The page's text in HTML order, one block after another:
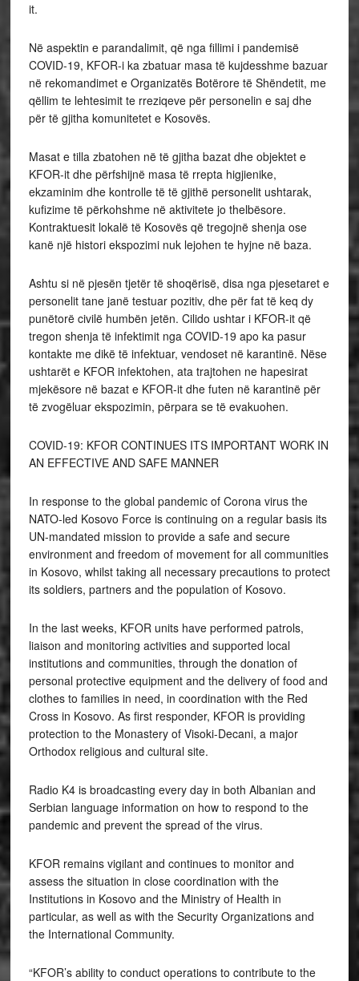
it.
Në aspektin e parandalimit, që nga fillimi i pandemisë
COVID-19, KFOR-i ka zbatuar masa të kujdesshme bazuar
në rekomandimet e Organizatës Botërore të Shëndetit, me
qëllim te lehtesimit te rreziqeve për personelin e saj dhe
për të gjitha komunitetet e Kosovës.
Masat e tilla zbatohen në të gjitha bazat dhe objektet e
KFOR-it dhe përfshijnë masa të rrepta higjienike,
ekzaminim dhe kontrolle të të gjithë personelit ushtarak,
kufizime të përkohshme në aktivitete jo thelbësore.
Kontraktuesit lokalë të Kosovës që tregojnë shenja ose
kanë një histori ekspozimi nuk lejohen te hyjne në baza.
Ashtu si në pjesën tjetër të shoqërisë, disa nga pjesetaret e
personelit tane janë testuar pozitiv, dhe për fat të keq dy
punëtorë civilë humbën jetën. Cilido ushtar i KFOR-it që
tregon shenja të infektimit nga COVID-19 apo ka pasur
kontakte me dikë të infektuar, vendoset në karantinë. Nëse
ushtarët e KFOR infektohen, ata trajtohen ne hapesirat
mjekësore në bazat e KFOR-it dhe futen në karantinë për
të zvogëluar ekspozimin, përpara se të evakuohen.
COVID-19: KFOR CONTINUES ITS IMPORTANT WORK IN
AN EFFECTIVE AND SAFE MANNER
In response to the global pandemic of Corona virus the
NATO-led Kosovo Force is continuing on a regular basis its
UN-mandated mission to provide a safe and secure
environment and freedom of movement for all communities
in Kosovo, whilst taking all necessary precautions to protect
its soldiers, partners and the population of Kosovo.
In the last weeks, KFOR units have performed patrols,
liaison and monitoring activities and supported local
institutions and communities, through the donation of
personal protective equipment and the delivery of food and
clothes to families in need, in coordination with the Red
Cross in Kosovo. As first responder, KFOR is providing
protection to the Monastery of Visoki-Decani, a major
Orthodox religious and cultural site.
Radio K4 is broadcasting every day in both Albanian and
Serbian language information on how to respond to the
pandemic and prevent the spread of the virus.
KFOR remains vigilant and continues to monitor and
assess the situation in close coordination with the
Institutions in Kosovo and the Ministry of Health in
particular, as well as with the Security Organizations and
the International Community.
“KFOR’s ability to conduct operations to contribute to the